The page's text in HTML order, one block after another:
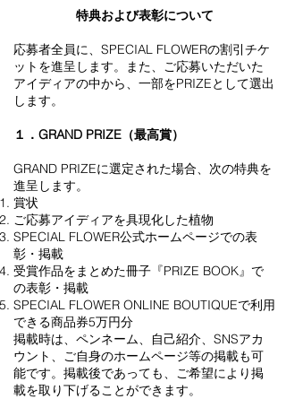
特典および表彰について
応募者全員に、SPECIAL FLOWERの割引チケ
ットを進呈します。また、ご応募いただいた
アイディアの中から、一部をPRIZEとして選出
します。
１．GRAND PRIZE（最高賞）
GRAND PRIZEに選定された場合、次の特典を
進呈します。
賞状
ご応募アイディアを具現化した植物
SPECIAL FLOWER公式ホームページでの表
彰・掲載
受賞作品をまとめた冊子『PRIZE BOOK』で
の表彰・掲載
SPECIAL FLOWER ONLINE BOUTIQUEで利用
できる商品券5万円分
掲載時は、ペンネーム、自己紹介、SNSアカ
ウント、ご自身のホームページ等の掲載も可
能です。掲載後であっても、ご希望により掲
載を取り下げることができます。